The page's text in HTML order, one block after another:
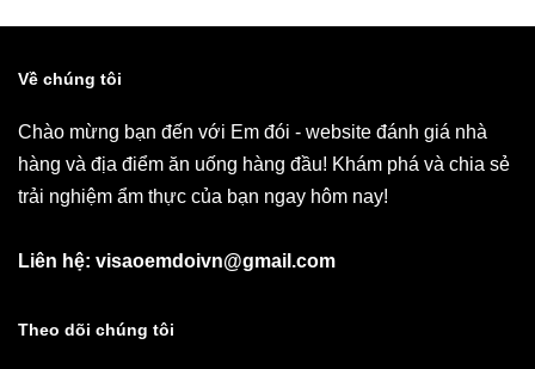
Về chúng tôi
Chào mừng bạn đến với Em đói - website đánh giá nhà
hàng và địa điểm ăn uống hàng đầu! Khám phá và chia sẻ
trải nghiệm ẩm thực của bạn ngay hôm nay!
Liên hệ: visaoemdoivn@gmail.com
Theo dõi chúng tôi